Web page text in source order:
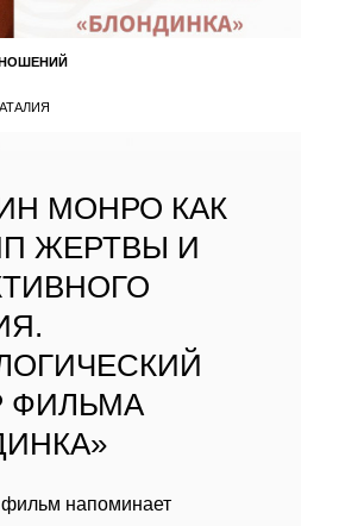
МОНРО КАК
ЖЕРТВЫ И
ФИЛЬМА
напоминает